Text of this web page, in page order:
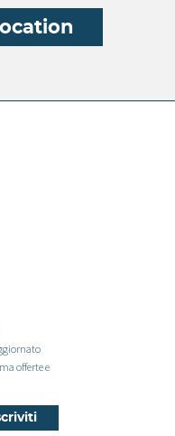
offerte e